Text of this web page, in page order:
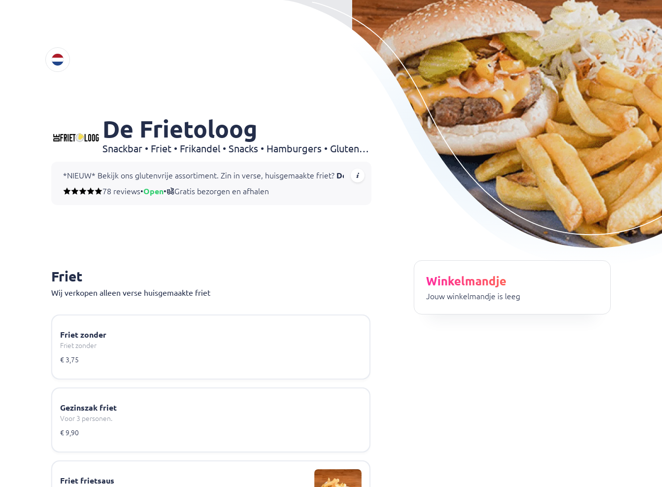
De Frietoloog
Snackbar • Friet • Frikandel • Snacks • Hamburgers • Glutenvrije snacks • Broodjes • Schnitzel • Drankjes
*NIEUW* Bekijk ons glutenvrije assortiment. Zin in verse, huisgemaakte friet? De Frietoloog in Arnhem
is jouw go-to voor knapperige friet met keuze uit tientallen
78 reviews•Open• Gratis bezorgen en afhalen
Friet
Wij verkopen alleen verse huisgemaakte friet
Friet zonder
Friet zonder
€ 3,75
Gezinszak friet
Voor 3 personen.
€ 9,90
Friet frietsaus
Winkelmandje
Jouw winkelmandje is leeg